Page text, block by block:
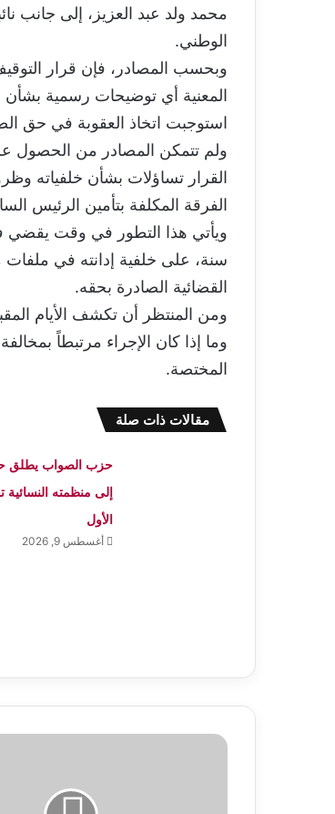
محمد ولد عبد العزيز، إلى جانب
الوطني.
وبحسب المصادر، فإن قرار
المعنية أي توضيحات رسمية بشأن
استوجبت اتخاذ العقوبة في حق
ولم تتمكن المصادر من الحصول
القرار تساؤلات بشأن خلفياته
الفرقة المكلفة بتأمين الرئيس
سنة، على خلفية إدانته في ملفات
القضائية الصادرة بحقه.
ومن المنتظر أن تكشف الأيام
وما إذا كان الإجراء مرتبطاً
المختصة.
مقالات ذات صلة
حزب الصواب يطلق
إلى منظمته النسائية
الأول
أغسطس 9, 2026
حين